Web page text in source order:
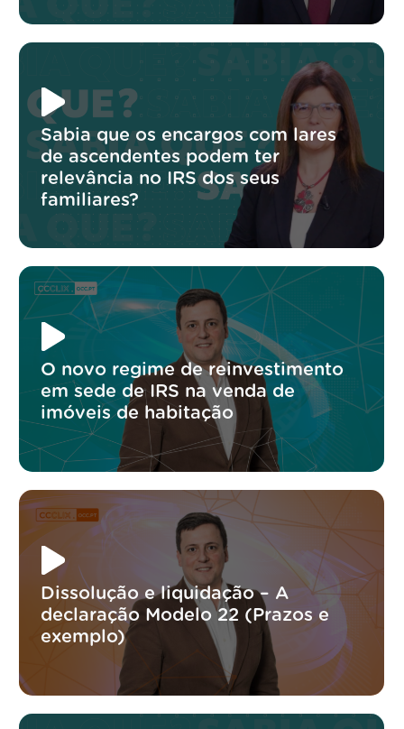
Sabia que os encargos com lares
de ascendentes podem ter
relevância no IRS dos seus
familiares?
O novo regime de reinvestimento
em sede de IRS na venda de
imóveis de habitação
Dissolução e liquidação – A
declaração Modelo 22 (Prazos e
exemplo)